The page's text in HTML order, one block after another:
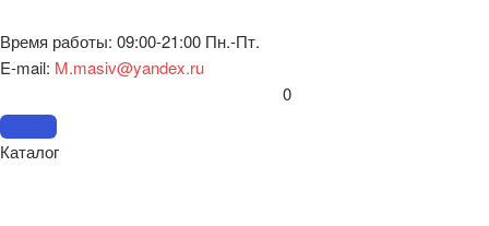
Время работы: 09:00-21:00 Пн.-Пт.
E-mail: M.masiv@yandex.ru
0
Каталог